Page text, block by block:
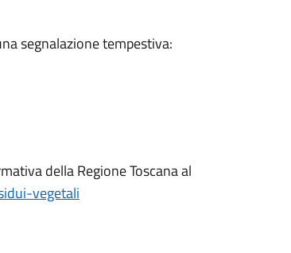
segnalazione tempestiva:
della Regione Toscana al
vegetali